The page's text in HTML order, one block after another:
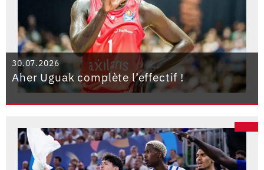
30.07.2026
Aher Uguak complète l’effectif !